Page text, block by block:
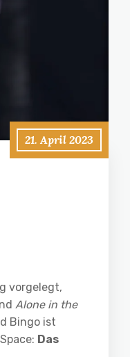
21. April 2023
vorgelegt,
Alone in the
Bingo ist
Das